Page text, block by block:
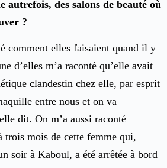
autrefois, des salons de beauté où
?
comment elles faisaient quand il y
d’elles m’a raconté qu’elle avait
clandestin chez elle, par esprit
entre nous et on va
dit. On m’a aussi raconté
trois mois de cette femme qui,
soir à Kaboul, a été arrêtée à bord